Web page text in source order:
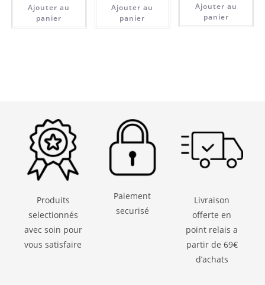
Ajouter au
panier
Ajouter au
panier
Ajouter au
panier
Produits
selectionnés
avec soin pour
vous satisfaire
Paiement
securisé
Livraison
offerte en
point relais a
partir de 69€
d’achats